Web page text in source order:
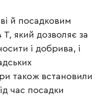
й посадковим
який дозволяє за
і добрива, і
також встановили
час посадки